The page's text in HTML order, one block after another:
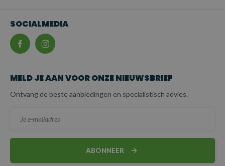
SOCIALMEDIA
MELD JE AAN VOOR ONZE NIEUWSBRIEF
Ontvang de beste aanbiedingen en specialistisch advies.
ABONNEER